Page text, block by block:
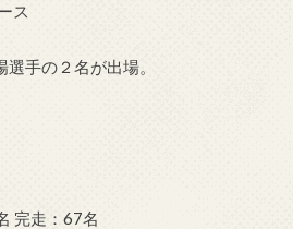
ス
手の２名が出場。
完走：67名